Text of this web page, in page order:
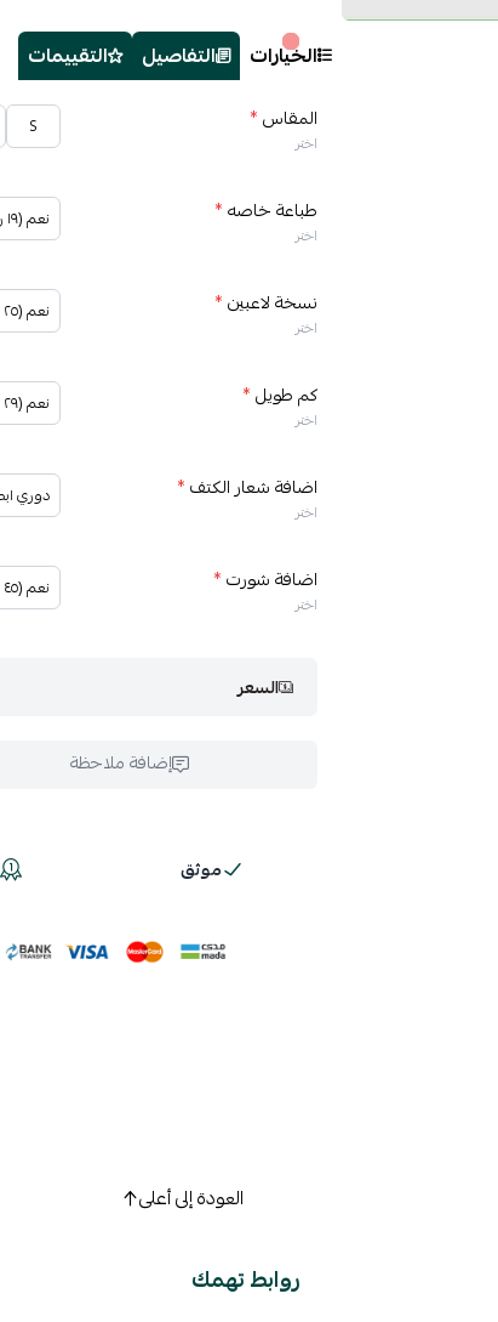
الخيارات التفاصيل التقييمات
المقاس*
اختر
S
طباعة خاصه*
اختر
نعم (١٩ ر.س)
نسخة لاعبين*
اختر
نعم (٢٥ ر.س)
كم طويل*
اختر
نعم (٢٩ ر.س)
اضافة شعار الكتف*
اختر
دوري
اضافة شورت*
اختر
نعم (٤٥ ر.س)
السعر
إضافة ملاحظة
موثق
العودة إلى أعلى
روابط تهمك